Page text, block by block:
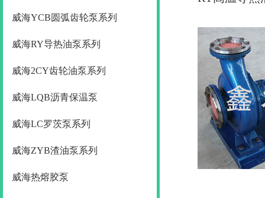
威海YCB圆弧齿轮泵系列
威海RY导热油泵系列
威海2CY齿轮油泵系列
威海LQB沥青保温泵
威海LC罗茨泵系列
威海ZYB渣油泵系列
威海热熔胶泵